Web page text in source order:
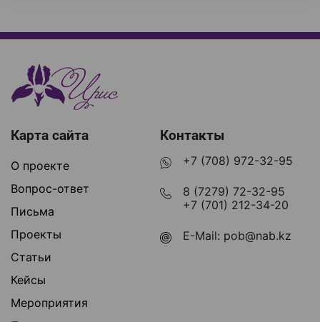
Карта сайта
О проекте
Вопрос-ответ
Письма
Проекты
Статьи
Кейсы
Мероприятия
Контакты
+7 (708) 972-32-95
8 (7279) 72-32-95
+7 (701) 212-34-20
E-Mail: pob@nab.kz